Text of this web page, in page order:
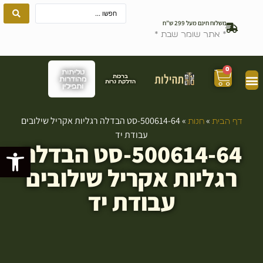
פתח
משלוח חינם מעל 299 ש”ח
* אתר שומר שבת *
ברכות
הדלקת נרות
טליתות
מהודרות
ותפילין
0
דף הבית »חנות »
500614-64-סט הבדלה רגליות אקריל שילובים
עבודת יד
500614-64-סט הבדלה
רגליות אקריל שילובים
עבודת יד